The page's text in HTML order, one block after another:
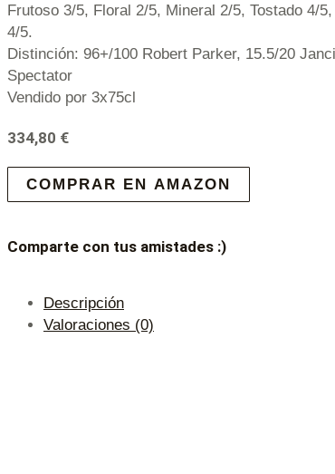
Frutoso 3/5, Floral 2/5, Mineral 2/5, Tostado 4/
4/5.
Distinción: 96+/100 Robert Parker, 15.5/20
Spectator
Vendido por 3x75cl
334,80 €
COMPRAR EN AMAZON
Comparte con tus amistades :)
Descripción
Valoraciones (0)